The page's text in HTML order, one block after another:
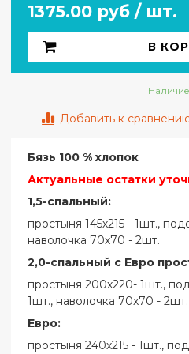
1375.00 руб / шт.
В
Наличие
Добавить к
Бязь 100 % хлопок
Актуальные остатки
1,5-спальный:
простыня 145х215 - 1шт.,
наволочка 70х70 - 2шт.
2,0-спальный с Евро
простыня 200х220- 1шт.,
1шт., наволочка 70х70 - 2шт.
Евро:
простыня 240х215 - 1шт.,